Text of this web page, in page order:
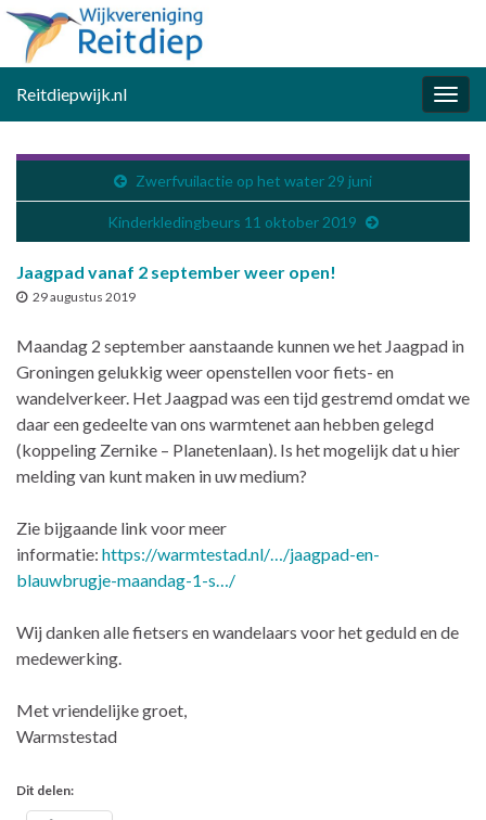
Reitdiepwijk.nl
Zwerfvuilactie op het water 29 juni
Kinderkledingbeurs 11 oktober 2019
Jaagpad vanaf 2 september weer open!
29 augustus 2019
Maandag 2 september aanstaande kunnen we het Jaagpad in
Groningen gelukkig weer openstellen voor fiets- en
wandelverkeer. Het Jaagpad was een tijd gestremd omdat we
daar een gedeelte van ons warmtenet aan hebben gelegd
(koppeling Zernike – Planetenlaan). Is het mogelijk dat u hier
melding van kunt maken in uw medium?
Zie bijgaande link voor meer
informatie: https://warmtestad.nl/…/jaagpad-en-
blauwbrugje-maandag-1-s…/
Wij danken alle fietsers en wandelaars voor het geduld en de
medewerking.
Met vriendelijke groet,
Warmstestad
Dit delen: